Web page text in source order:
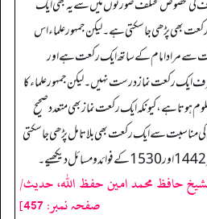
کی مخصوص مختلف صورتوں میں سے یہ بھی ایک
بھی پڑھی جا سکتی ہے۔ لیکن جمہور علماء اس
سے مراد امام کے ساتھ ایک رکعت ہے اور
رکعت نماز درست نہیں۔ لیکن جمہور علماء کا
ہوتا ہے، کیونکہ ایک رکعت نماز بھی متعدد صحیح
مناسبت سے ایک رکعت بھی بلاتامل پڑھی جا سکتی
حافظ محمد امین حفظ اللہ، حدیث/
صفحہ نمبر: 457]